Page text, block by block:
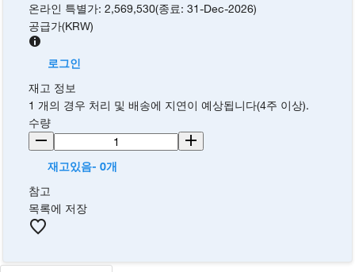
온라인 특별가:2,569,530(종료:31-Dec-2026)
공급가(KRW)
로그인
재고 정보
1 개의 경우 처리 및 배송에 지연이 예상됩니다(4주 이상).
수량
재고있음- 0개
참고
목록에 저장